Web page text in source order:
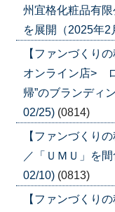
州宜格化粧品有
を展開（2025年2
【ファンづくり
オンライン店>
帰”のブランディ
02/25) (0814)
【ファンづくり
／「ＵＭＵ」を
02/10) (0813)
【ファンづくり